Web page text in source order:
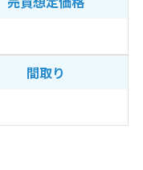
間取り